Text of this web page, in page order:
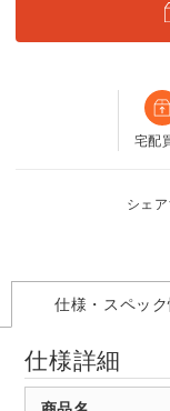
宅配
シェ
仕様・スペッ
仕様詳細